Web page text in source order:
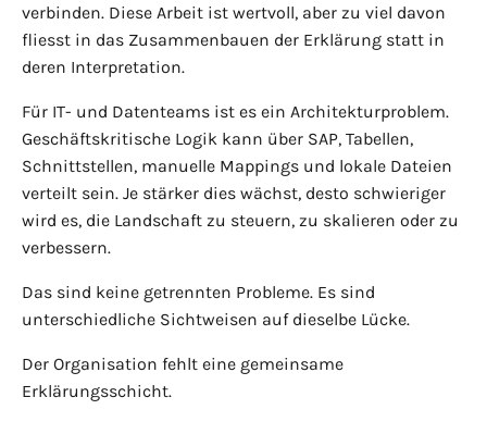
verbinden. Diese Arbeit ist wertvoll, aber zu viel davon
fliesst in das Zusammenbauen der Erklärung statt in
deren Interpretation.
Für IT- und Datenteams ist es ein Architekturproblem.
Geschäftskritische Logik kann über SAP, Tabellen,
Schnittstellen, manuelle Mappings und lokale Dateien
verteilt sein. Je stärker dies wächst, desto schwieriger
wird es, die Landschaft zu steuern, zu skalieren oder zu
verbessern.
Das sind keine getrennten Probleme. Es sind
unterschiedliche Sichtweisen auf dieselbe Lücke.
Der Organisation fehlt eine gemeinsame
Erklärungsschicht.